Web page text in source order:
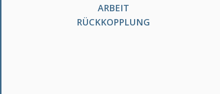
ARBEIT
RÜCKKOPPLUNG